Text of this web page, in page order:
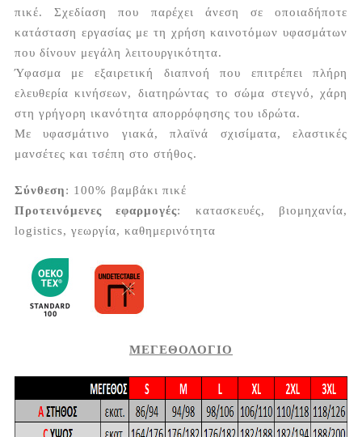
πικέ. Σχεδίαση που παρέχει άνεση σε οποιαδήποτε
κατάσταση εργασίας με τη χρήση καινοτόμων υφασμάτων
που δίνουν μεγάλη λειτουργικότητα.
Ύφασμα με εξαιρετική διαπνοή που επιτρέπει πλήρη
ελευθερία κινήσεων, διατηρώντας το σώμα στεγνό, χάρη
στη γρήγορη ικανότητα απορρόφησης του ιδρώτα.
Με υφασμάτινο γιακά, πλαϊνά σχισίματα, ελαστικές
μανσέτες και τσέπη στο στήθος.
Σύνθεση: 100% βαμβάκι πικέ
Προτεινόμενες εφαρμογές: κατασκευές, βιομηχανία,
logistics, γεωργία, καθημερινότητα
ΜΕΓΕΘΟΛΟΓΙΟ